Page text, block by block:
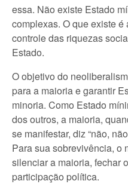
essa. Não existe Estado
complexas. O que existe
controle das riquezas
Estado.
O objetivo do
para a maioria e garantir
minoria. Como Estado
dos outros, a maioria,
se manifestar, diz “não,
Para sua sobrevivência, o
silenciar a maioria, fechar
participação política.